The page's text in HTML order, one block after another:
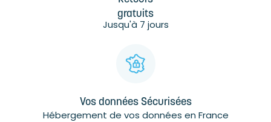
gratuits
Jusqu'à 7 jours
Vos données Sécurisées
Hébergement de vos données en France